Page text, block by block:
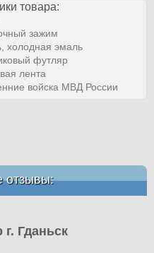
товара:
зажим
холодная эмаль
футляр
лента
войска МВД России
отзывы:
Гданьск